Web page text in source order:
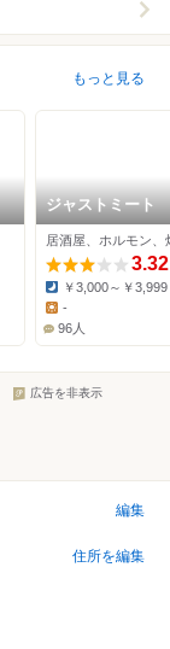
もっと見る
ジャストミート
居酒屋、ホルモン、
3.32
Dinner:
￥3,000～￥3,999
Lunch:
-
96人
広告を非表示
編集
住所を編集